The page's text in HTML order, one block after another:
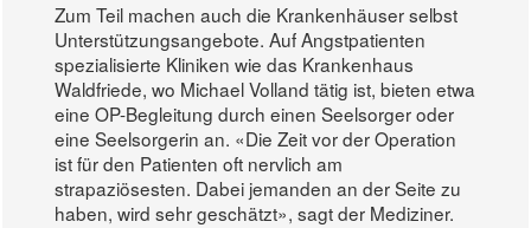
Zum Teil machen auch die Krankenhäuser selbst
Unterstützungsangebote. Auf Angstpatienten
spezialisierte Kliniken wie das Krankenhaus
Waldfriede, wo Michael Volland tätig ist, bieten etwa
eine OP-Begleitung durch einen Seelsorger oder
eine Seelsorgerin an. «Die Zeit vor der Operation
ist für den Patienten oft nervlich am
strapaziösesten. Dabei jemanden an der Seite zu
haben, wird sehr geschätzt», sagt der Mediziner.